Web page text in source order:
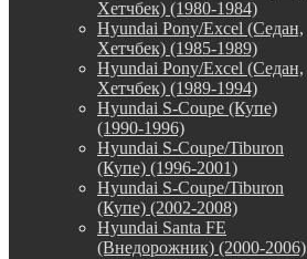
Хетчбек) (1980-1984)
Hyundai Pony/Excel (Седан,
Хетчбек) (1985-1989)
Hyundai Pony/Excel (Седан,
Хетчбек) (1989-1994)
Hyundai S-Coupe (Купе)
(1990-1996)
Hyundai S-Coupe/Tiburon
(Купе) (1996-2001)
Hyundai S-Coupe/Tiburon
(Купе) (2002-2008)
Hyundai Santa FE
(Внедорожник) (2000-2006)